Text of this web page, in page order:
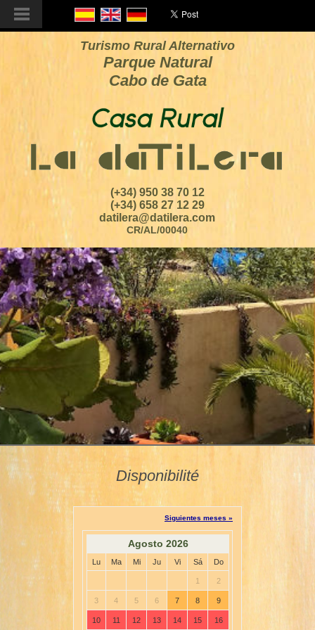
Turismo Rural Alternativo
Parque Natural
Cabo de Gata
(+34) 950 38 70 12
(+34) 658 27 12 29
datilera@datilera.com
CR/AL/00040
Disponibilité